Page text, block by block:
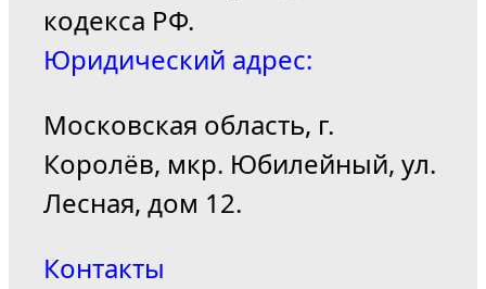
кодекса РФ.
Юридический адрес:
Московская область, г.
Королёв, мкр. Юбилейный, ул.
Лесная, дом 12.
Контакты